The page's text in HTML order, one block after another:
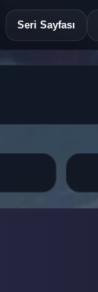
Seri Sayfası